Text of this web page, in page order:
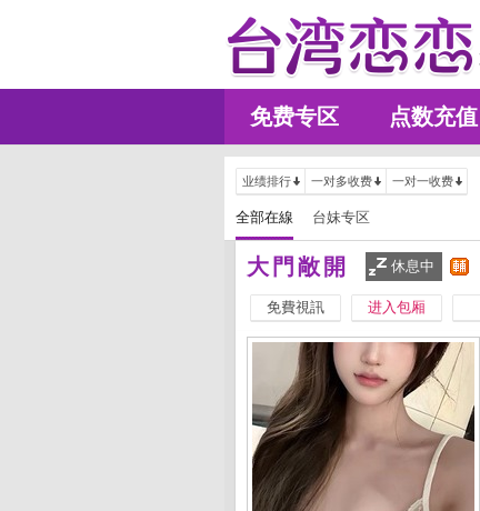
免费专区 点数充值
业绩排行 一对多收费 一对一收费
全部在線 台妹专区
大門敞開 休息中
免費視訊 进入包厢